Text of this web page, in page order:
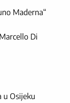
Maderna“
Di
u Osijeku